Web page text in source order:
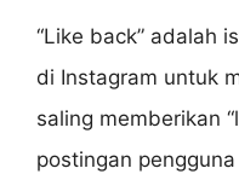
“Like back” adalah
di Instagram untuk
saling memberikan
postingan